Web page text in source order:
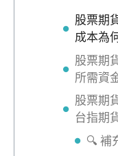
股票期
成本為
股票期
所需資
股票期
台指期
🔍 補